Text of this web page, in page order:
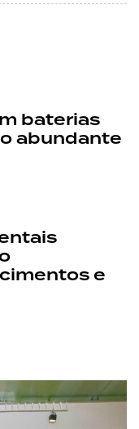
baterias
abundante
e